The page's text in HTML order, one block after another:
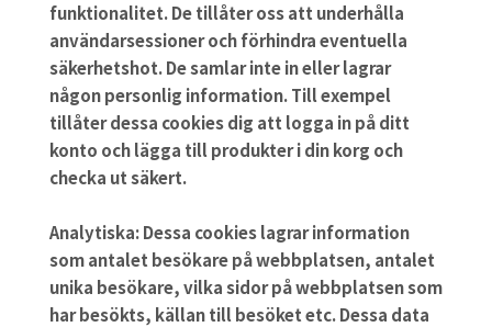
funktionalitet. De tillåter oss att underhålla
användarsessioner och förhindra eventuella
säkerhetshot. De samlar inte in eller lagrar
någon personlig information. Till exempel
tillåter dessa cookies dig att logga in på ditt
konto och lägga till produkter i din korg och
checka ut säkert.
Analytiska:Dessa cookies lagrar information
som antalet besökare på webbplatsen, antalet
unika besökare, vilka sidor på webbplatsen som
har besökts, källan till besöket etc. Dessa data